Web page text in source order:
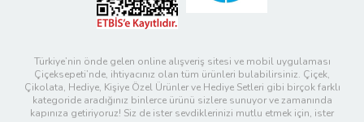
Türkiye’nin önde gelen online alışveriş sitesi ve mobil uygulaması
Çiçeksepeti’nde, ihtiyacınız olan tüm ürünleri bulabilirsiniz. Çiçek,
Çikolata, Hediye, Kişiye Özel Ürünler ve Hediye Setleri gibi birçok farklı
kategoride aradığınız binlerce ürünü sizlere sunuyor ve zamanında
kapınıza getiriyoruz! Siz de ister sevdiklerinizi mutlu etmek için, ister